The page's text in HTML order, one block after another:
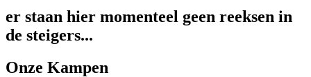
er staan hier momenteel geen reeksen in
de steigers...
Onze Kampen